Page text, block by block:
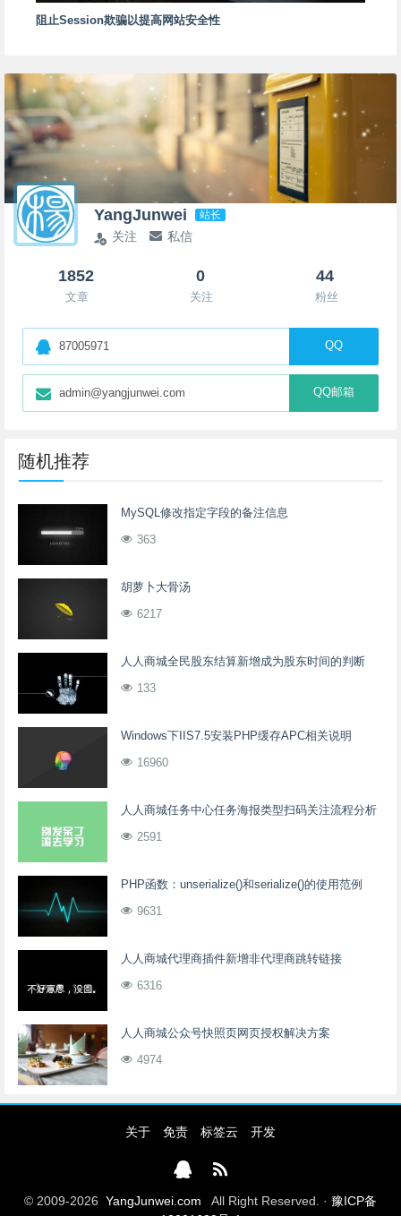
阻止Session欺骗以提高网站安全性
YangJunwei 站长
关注 私信
1852
文章
0
关注
44
粉丝
87005971 QQ
admin@yangjunwei.com QQ邮箱
随机推荐
MySQL修改指定字段的备注信息
363
胡萝卜大骨汤
6217
人人商城全民股东结算新增成为股东时间的判断
133
Windows下IIS7.5安装PHP缓存APC相关说明
16960
人人商城任务中心任务海报类型扫码关注流程分析
2591
PHP函数：unserialize()和serialize()的使用范例
9631
人人商城代理商插件新增非代理商跳转链接
6316
人人商城公众号快照页网页授权解决方案
4974
关于 免责 标签云 开发
© 2009-2026 YangJunwei.com All Right Reserved. · 豫ICP备